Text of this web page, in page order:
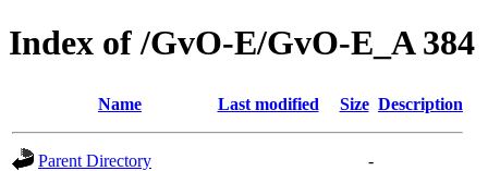
Index of /GvO-E/GvO-E_A 384
Name Last modified Size Description
Parent Directory
-